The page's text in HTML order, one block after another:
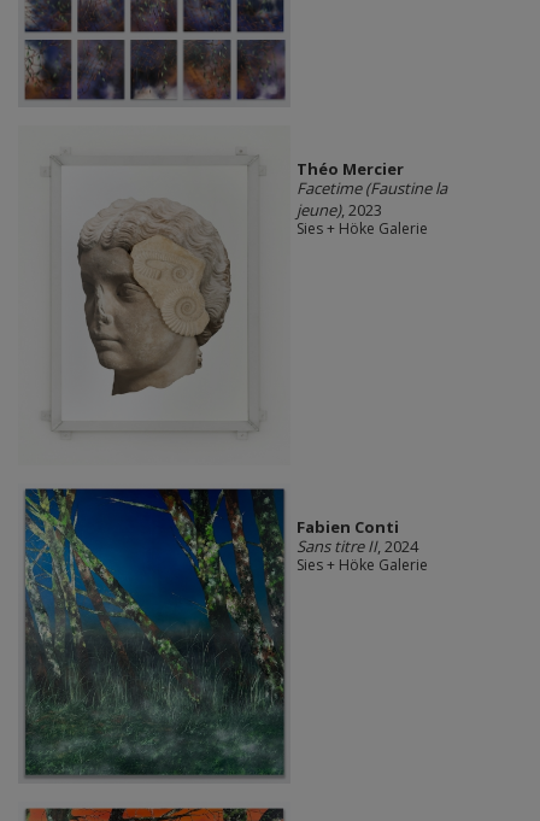
Théo Mercier
Facetime (Faustine la
jeune), 2023
Sies + Höke Galerie
Fabien Conti
Sans titre II, 2024
Sies + Höke Galerie